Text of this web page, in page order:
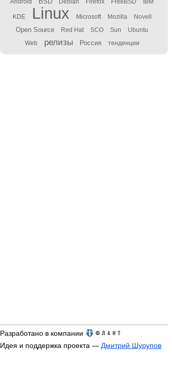
Android Debian Firefox FreeBSD IBM
KDE Linux Microsoft Mozilla Novell
Open Source Red Hat SCO Sun Ubuntu
Web релизы Россия тенденции
Разработано в компании
Идея и поддержка проекта — Дмитрий Шурупов